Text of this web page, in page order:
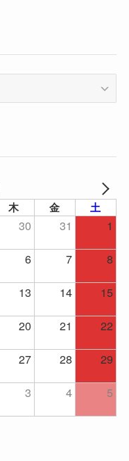
木 金 土
30 31
1
6 7 8
13 14
15
20 21
22
27 28
29
3 4 5